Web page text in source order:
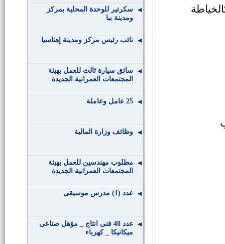
سكرتير للوحدة المحلية بمركز
ومدينة ببا
نائب رئيس مركز ومدينة إهناسيا
سائق سيارة ثالث للعمل بهيئة
المجتمعات العمرانية الجديدة
25 عامل وعاملة
وظائف وزارة المالية
مطلوب مهندسين للعمل بهيئة
المجتمعات العمرانية الجديدة
عدد (1) مدرس موسيقى
عدد 40 فنى انتاج _ مؤهل صناعى
ميكانيكا _ كهرباء